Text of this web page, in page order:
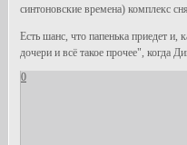
синтоновские времена) комплекс
Есть шанс, что папенька приедет
дочери и всё такое прочее", когда
0